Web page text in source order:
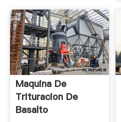
Maquina De
Trituracion De
Basalto